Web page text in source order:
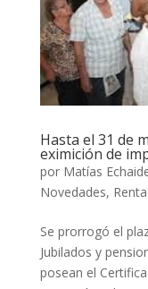
Hasta el 31 de
eximición de
por Matías
Novedades,
Se prorrogó el
Jubilados y
posean el